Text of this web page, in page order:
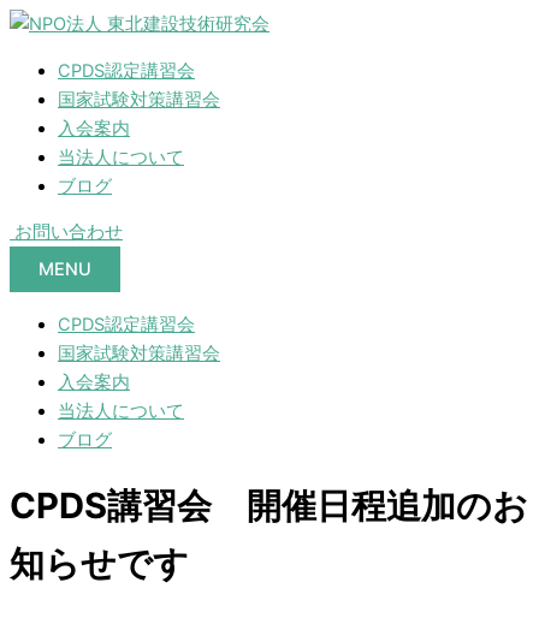
CPDS認定講習会
国家試験対策講習会
入会案内
当法人について
ブログ
お問い合わせ
MENU
CPDS認定講習会
国家試験対策講習会
入会案内
当法人について
ブログ
CPDS講習会 開催日程追加のお
知らせです